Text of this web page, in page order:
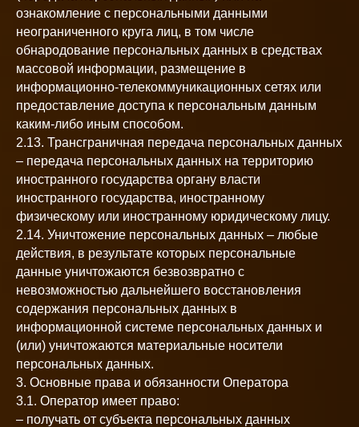
ознакомление с персональными данными
неограниченного круга лиц, в том числе
обнародование персональных данных в средствах
массовой информации, размещение в
информационно-телекоммуникационных сетях или
предоставление доступа к персональным данным
каким-либо иным способом.
2.13. Трансграничная передача персональных данных
– передача персональных данных на территорию
иностранного государства органу власти
иностранного государства, иностранному
физическому или иностранному юридическому лицу.
2.14. Уничтожение персональных данных – любые
действия, в результате которых персональные
данные уничтожаются безвозвратно с
невозможностью дальнейшего восстановления
содержания персональных данных в
информационной системе персональных данных и
(или) уничтожаются материальные носители
персональных данных.
3. Основные права и обязанности Оператора
3.1. Оператор имеет право:
– получать от субъекта персональных данных